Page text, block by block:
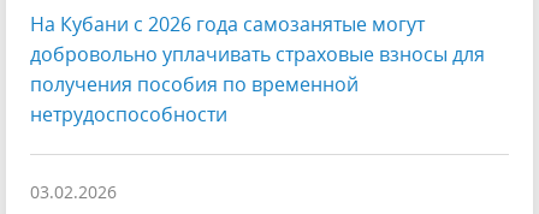
На Кубани с 2026 года самозанятые могут
добровольно уплачивать страховые взносы для
получения пособия по временной
нетрудоспособности
03.02.2026